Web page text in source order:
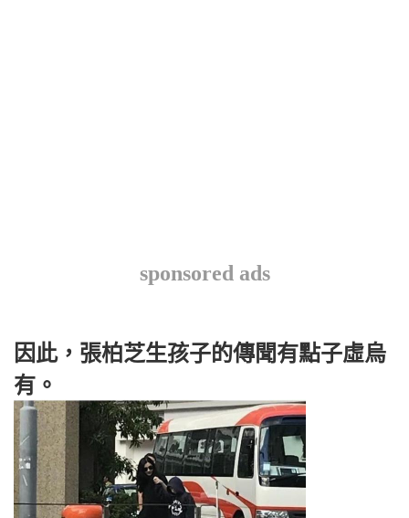
sponsored ads
因此，張柏芝生孩子的傳聞有點子虛烏
有。